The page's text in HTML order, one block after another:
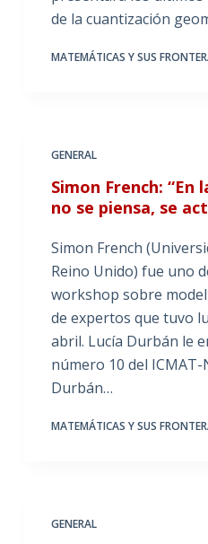
de la cuantización
MATEMÁTICAS Y SUS
GENERAL
Simon French: “En
no se piensa, se
Simon French
Reino Unido) fue uno
workshop sobre
de expertos que tuvo
abril. Lucía Durbán le
número 10 del
Durbán…
MATEMÁTICAS Y SUS
GENERAL